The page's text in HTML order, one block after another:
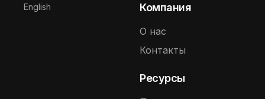
Выберите язык
English Компания
О нас
Контакты
Ресурсы